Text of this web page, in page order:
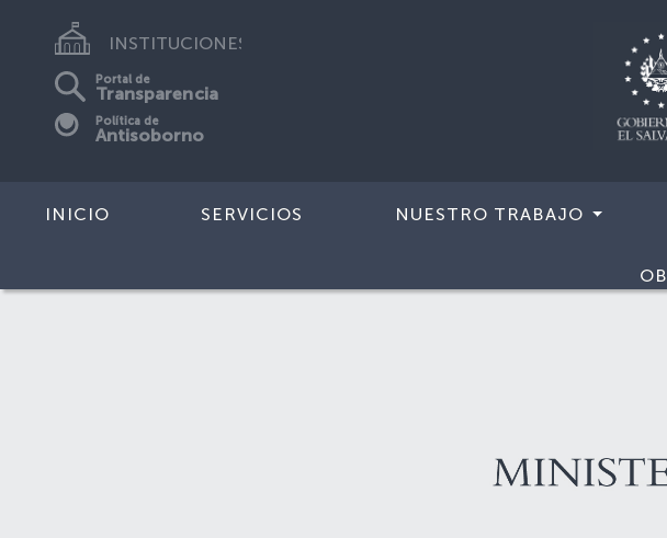
INSTITUCIONES
Portal de
Transparencia
Política de
Antisoborno
INICIO SERVICIOS NUESTRO TRABAJO